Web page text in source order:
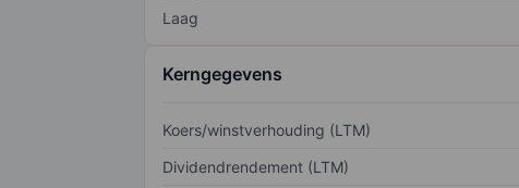
Laag
Kerngegevens
Koers/winstverhouding (LTM)
Dividendrendement (LTM)